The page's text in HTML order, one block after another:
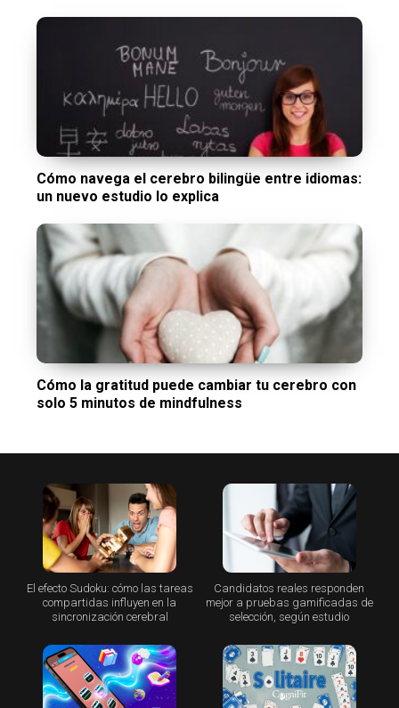
Cómo navega el cerebro bilingüe entre idiomas:
un nuevo estudio lo explica
Cómo la gratitud puede cambiar tu cerebro con
solo 5 minutos de mindfulness
El efecto Sudoku: cómo las tareas
compartidas influyen en la
sincronización cerebral
Candidatos reales responden
mejor a pruebas gamificadas de
selección, según estudio